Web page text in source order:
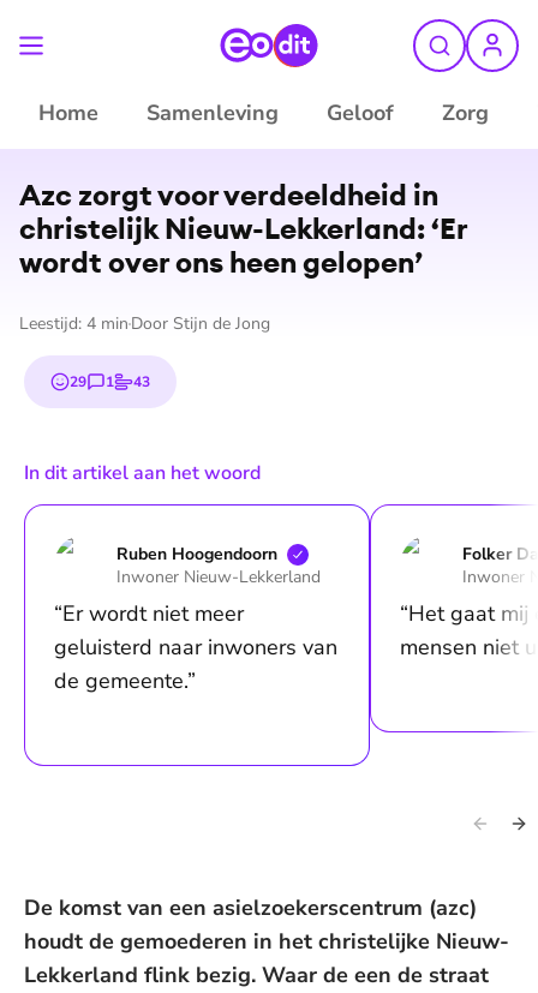
Home Samenleving Geloof Zorg
©
Azc zorgt voor verdeeldheid in
christelijk Nieuw-Lekkerland: ‘Er
wordt over ons heen gelopen’
Leestijd: 4 min Door Stijn de Jong
29
emojis1
reactie
43
stem
In dit artikel aan het woord
Ruben Hoogendoorn
Inwoner Nieuw-Lekkerland
“Er wordt niet meer
geluisterd naar inwoners van
de gemeente.”
Folker
Inwoner
“Het gaat
mensen niet
De komst van een asielzoekerscentrum (azc)
houdt de gemoederen in het christelijke Nieuw-
Lekkerland flink bezig. Waar de een de straat